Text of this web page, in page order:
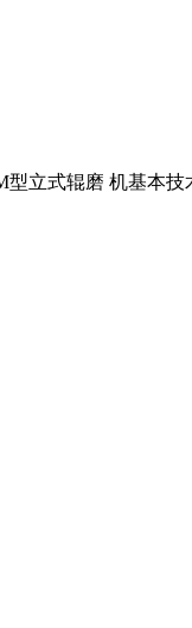
立式辊磨 机基本